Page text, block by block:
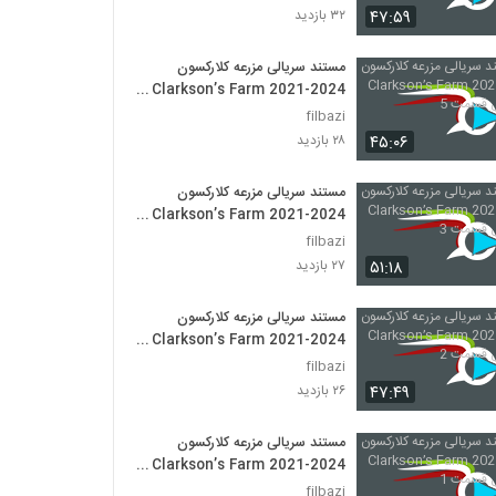
Goat 2.99 (2020) - قسمت هجدهم
۲۵۰ بازدید
۴۷:۵۹
۳۲ بازدید
۴۵:۰۶
مستند سریالی مزرعه کلارکسون
Clarkson’s Farm 2021-2024
فصل اول قسمت 5
filbazi
۲۸ بازدید
۵۱:۱۸
مستند سریالی مزرعه کلارکسون
Clarkson’s Farm 2021-2024
فصل اول قسمت 3
filbazi
۲۷ بازدید
۴۷:۴۹
مستند سریالی مزرعه کلارکسون
Clarkson’s Farm 2021-2024
فصل اول قسمت 2
filbazi
۲۶ بازدید
مستند سریالی مزرعه کلارکسون
Clarkson’s Farm 2021-2024
فصل اول قسمت 1
filbazi